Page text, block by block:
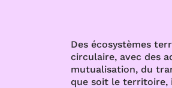
Des écosystèmes
circulaire, avec des
mutualisation, du
que soit le territoire,